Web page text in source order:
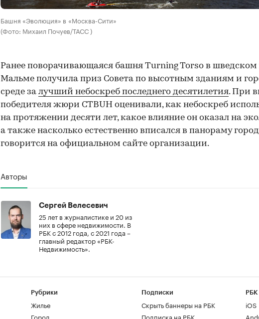
Башня «Эволюция» в «Москва-Сити»
(Фото: Михаил Почуев/ТАСС )
Ранее поворачивающаяся башня Turning Torso в шведском
Мальме получила приз Совета по высотным зданиям и
среде за лучший небоскреб последнего десятилетия. При
победителя жюри CTBUH оценивали, как небоскреб
на протяжении десяти лет, какое влияние он оказал на
а также насколько естественно вписался в панораму
говорится на официальном сайте организации.
Авторы
Сергей Велесевич
25 лет в журналистике и 20 из
них в сфере недвижимости. В
РБК с 2012 года, с 2021 года –
главный редактор «РБК-
Недвижимость».
Рубрики
Жилье
Город
Подписки
Скрыть баннеры на РБК
Подписка на РБК
РБК
iOS